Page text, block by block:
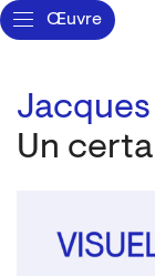
Œuvre
Un